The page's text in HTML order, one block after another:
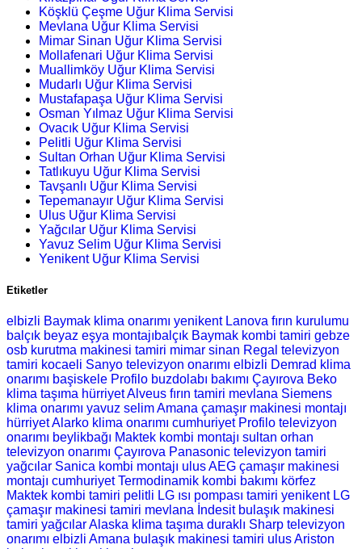
Köşklü Çeşme Uğur Klima Servisi
Mevlana Uğur Klima Servisi
Mimar Sinan Uğur Klima Servisi
Mollafenari Uğur Klima Servisi
Muallimköy Uğur Klima Servisi
Mudarlı Uğur Klima Servisi
Mustafapaşa Uğur Klima Servisi
Osman Yılmaz Uğur Klima Servisi
Ovacık Uğur Klima Servisi
Pelitli Uğur Klima Servisi
Sultan Orhan Uğur Klima Servisi
Tatlıkuyu Uğur Klima Servisi
Tavşanlı Uğur Klima Servisi
Tepemanayır Uğur Klima Servisi
Ulus Uğur Klima Servisi
Yağcılar Uğur Klima Servisi
Yavuz Selim Uğur Klima Servisi
Yenikent Uğur Klima Servisi
Etiketler
elbizli Baymak klima onarımı yenikent Lanova fırın kurulumu
balçık beyaz eşya montajıbalçık Baymak kombi tamiri gebze
osb kurutma makinesi tamiri mimar sinan Regal televizyon
tamiri kocaeli Sanyo televizyon onarımı elbizli Demrad klima
onarımı başiskele Profilo buzdolabı bakımı Çayırova Beko
klima taşıma hürriyet Alveus fırın tamiri mevlana Siemens
klima onarımı yavuz selim Amana çamaşır makinesi montajı
hürriyet Alarko klima onarımı cumhuriyet Profilo televizyon
onarımı beylikbağı Maktek kombi montajı sultan orhan
televizyon onarımı Çayırova Panasonic televizyon tamiri
yağcılar Sanica kombi montajı ulus AEG çamaşır makinesi
montajı cumhuriyet Termodinamik kombi bakımı körfez
Maktek kombi tamiri pelitli LG ısı pompası tamiri yenikent LG
çamaşır makinesi tamiri mevlana İndesit bulaşık makinesi
tamiri yağcılar Alaska klima taşıma duraklı Sharp televizyon
onarımı elbizli Amana bulaşık makinesi tamiri ulus Ariston